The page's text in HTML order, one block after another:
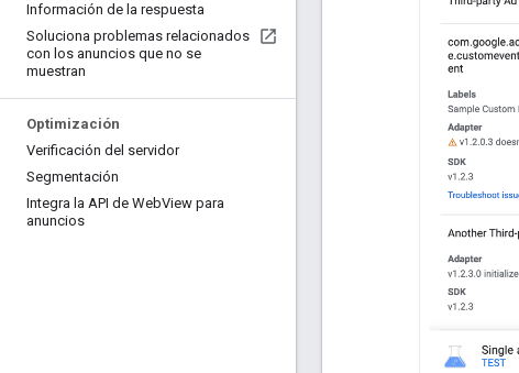
Información de la respuesta
Soluciona problemas relacionados
con los anuncios que no se
muestran
Optimización
Verificación del servidor
Segmentación
Integra la API de WebView para
anuncios